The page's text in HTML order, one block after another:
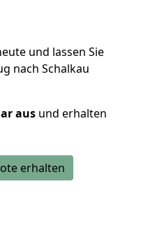
und lassen Sie
nach Schalkau
aus und erhalten
erhalten